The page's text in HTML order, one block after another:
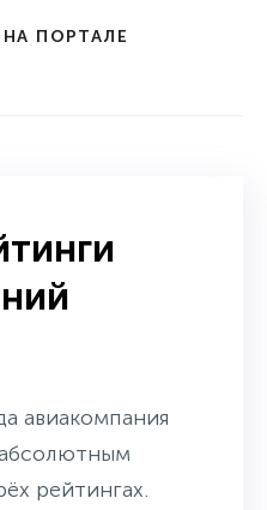
НА ПОРТАЛЕ
авиакомпания
рейтингах.